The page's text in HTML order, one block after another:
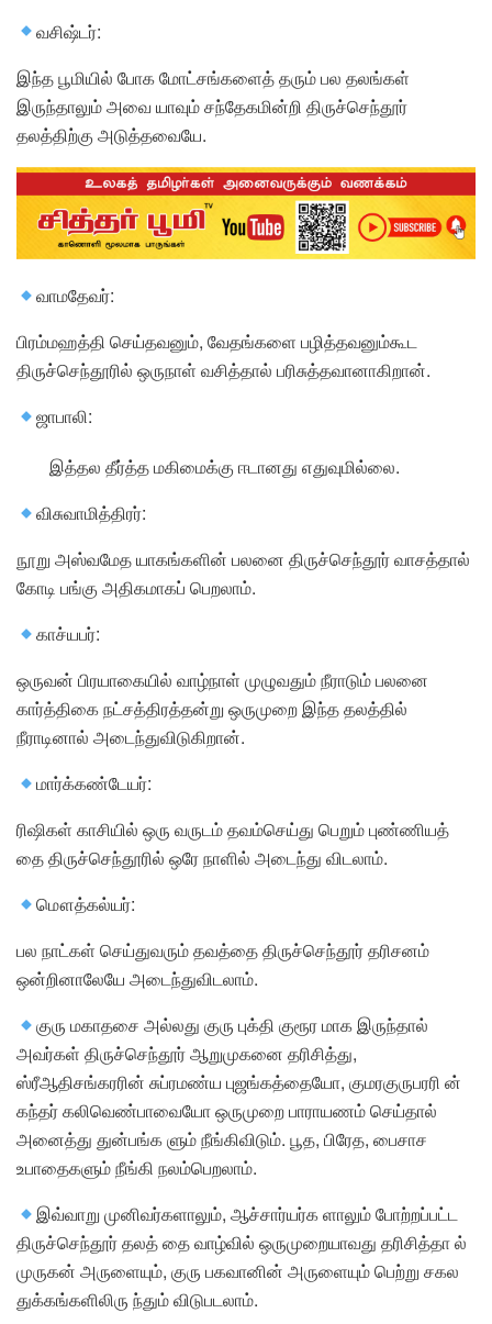
வசிஷ்டர்:
இந்த பூமியில் போக மோட்சங்களைத் தரும் பல தலங்கள்
இருந்தாலும் அவை யாவும் சந்தேகமின்றி திருச்செந்தூர்
தலத்திற்கு அடுத்தவையே.
வாமதேவர்:
பிரம்மஹத்தி செய்தவனும், வேதங்களை பழித்தவனும்கூட
திருச்செந்தூரில் ஒருநாள் வசித்தால் பரிசுத்தவானாகிறான்.
ஜாபாலி:
இத்தல தீர்த்த மகிமைக்கு ஈடானது எதுவுமில்லை.
விசுவாமித்திரர்:
நூறு அஸ்வமேத யாகங்களின் பலனை திருச்செந்தூர் வாசத்தால்
கோடி பங்கு அதிகமாகப் பெறலாம்.
காச்யபர்:
ஒருவன் பிரயாகையில் வாழ்நாள் முழுவதும் நீராடும் பலனை
கார்த்திகை நட்சத்திரத்தன்று ஒருமுறை இந்த தலத்தில்
நீராடினால் அடைந்துவிடுகிறான்.
மார்க்கண்டேயர்:
ரிஷிகள் காசியில் ஒரு வருடம் தவம்செய்து பெறும் புண்ணியத்
தை திருச்செந்தூரில் ஒரே நாளில் அடைந்து விடலாம்.
மௌத்கல்யர்:
பல நாட்கள் செய்துவரும் தவத்தை திருச்செந்தூர் தரிசனம்
ஒன்றினாலேயே அடைந்துவிடலாம்.
குரு மகாதசை அல்லது குரு புக்தி குரூர மாக இருந்தால்
அவர்கள் திருச்செந்தூர் ஆறுமுகனை தரிசித்து,
ஸ்ரீஆதிசங்கரரின் சுப்ரமண்ய புஜங்கத்தையோ, குமரகுருபரரி ன்
கந்தர் கலிவெண்பாவையோ ஒருமுறை பாராயணம் செய்தால்
அனைத்து துன்பங்க ளும் நீங்கிவிடும். பூத, பிரேத, பைசாச
உபாதைகளும் நீங்கி நலம்பெறலாம்.
இவ்வாறு முனிவர்களாலும், ஆச்சார்யர்க ளாலும் போற்றப்பட்ட
திருச்செந்தூர் தலத் தை வாழ்வில் ஒருமுறையாவது தரிசித்தா ல்
முருகன் அருளையும், குரு பகவானின் அருளையும் பெற்று சகல
துக்கங்களிலிரு ந்தும் விடுபடலாம்.